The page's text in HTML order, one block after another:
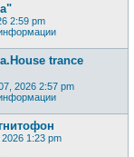
2:59 pm
trance
2026 2:57 pm
1:23 pm